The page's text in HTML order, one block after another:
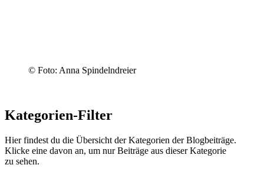
© Foto: Anna Spindelndreier
Kategorien-Filter
Hier findest du die Übersicht der Kategorien der Blogbeiträge.
Klicke eine davon an, um nur Beiträge aus dieser Kategorie
zu sehen.